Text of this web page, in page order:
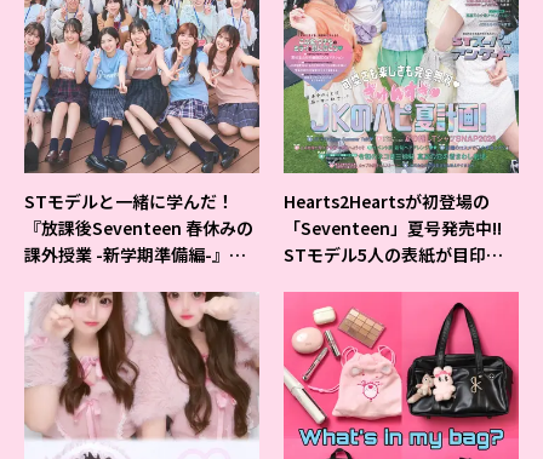
STモデルと一緒に学んだ！
『放課後Seventeen 春休みの
課外授業 -新学期準備編-』イ
Hearts2Heartsが初登場の
「Seventeen」夏号発売中!!
STモデル5人の表紙が目印だ